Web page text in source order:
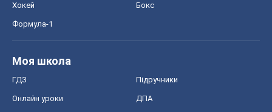
Хокей Бокс
Формула-1
Моя школа
ГДЗ Підручники
Онлайн уроки ДПА